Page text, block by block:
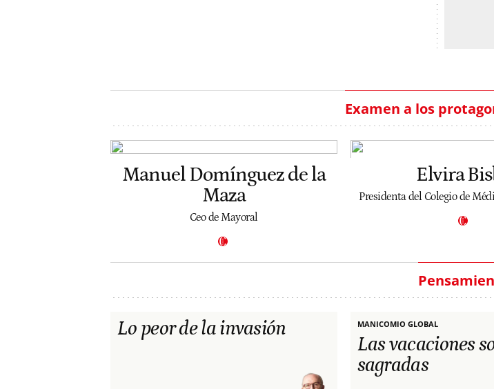
Examen a los
Manuel Domínguez de la
Maza
Ceo de Mayoral
Elvira
Presidenta del Colegio de
Lo peor de la invasión MANICOMIO GLOBAL
Las vacaciones
sagradas